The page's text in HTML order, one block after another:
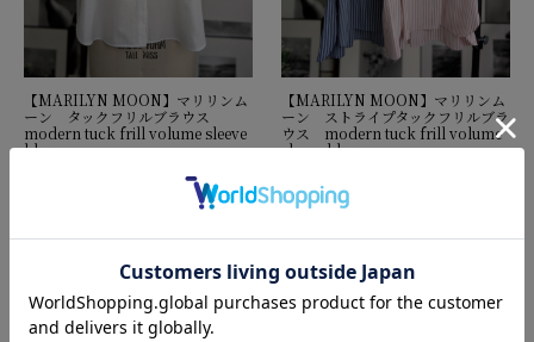
【MARILYN MOON】マリリンム
ーン タックフリルブラウス
modern tuck frill volume sleeve
blouse
定価25,300円
20,240円
【MARILYN MOON】マリリンム
ーン ストライプタックフリルブラ
ウス modern tuck frill volume
sleeve blouse
在庫なし
定価25,300円
セール価格 20,240円